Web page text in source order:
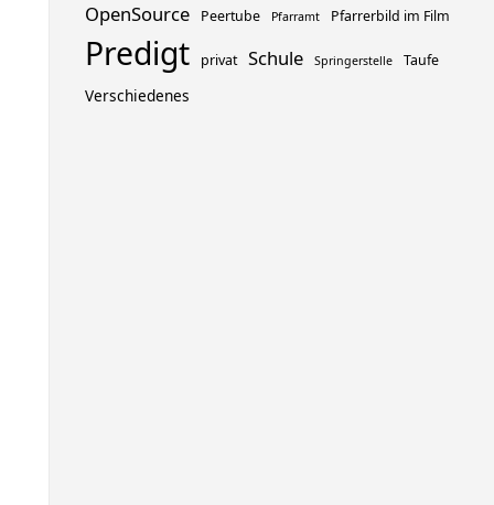
OpenSource Peertube Pfarramt Pfarrerbild im Film
Predigt privat Schule Springerstelle Taufe
Verschiedenes